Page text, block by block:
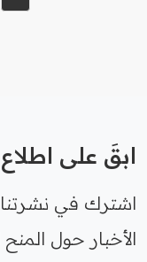
ابقَ على
اشترك في
الأخبار حول